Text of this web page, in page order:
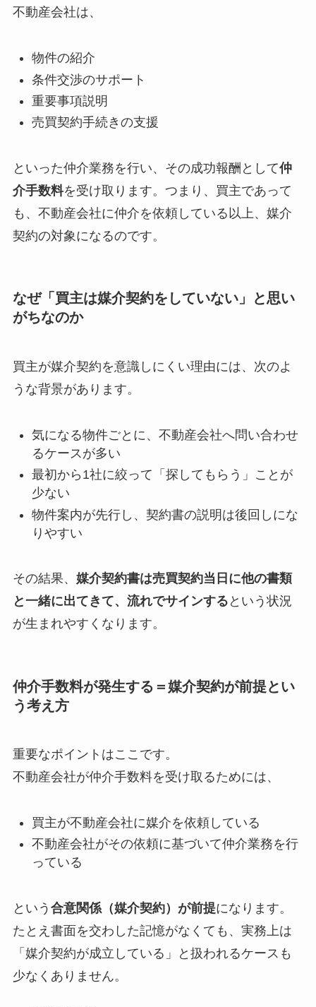
不動産会社は、
物件の紹介
条件交渉のサポート
重要事項説明
売買契約手続きの支援
といった仲介業務を行い、その成功報酬として仲
介手数料を受け取ります。つまり、買主であって
も、不動産会社に仲介を依頼している以上、媒介
契約の対象になるのです。
なぜ「買主は媒介契約をしていない」と思い
がちなのか
買主が媒介契約を意識しにくい理由には、次のよ
うな背景があります。
気になる物件ごとに、不動産会社へ問い合わせ
るケースが多い
最初から1社に絞って「探してもらう」ことが
少ない
物件案内が先行し、契約書の説明は後回しにな
りやすい
その結果、 媒介契約書は売買契約当日に他の書類
と一緒に出てきて、流れでサインする という状況
が生まれやすくなります。
仲介手数料が発生する＝媒介契約が前提とい
う考え方
重要なポイントはここです。
不動産会社が仲介手数料を受け取るためには、
買主が不動産会社に媒介を依頼している
不動産会社がその依頼に基づいて仲介業務を行
っている
という 合意関係（媒介契約）が前提になります。
たとえ書面を交わした記憶がなくても、実務上は
「媒介契約が成立している」と扱われるケースも
少なくありません。